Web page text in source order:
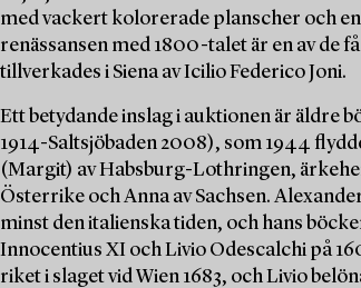
med vackert kolorerade planscher och
renässansen med 1800-talet är en av de
tillverkades i Siena av Icilio Federico Joni.
Ett betydande inslag i auktionen är äldre
1914-Saltsjöbaden 2008), som 1944
(Margit) av Habsburg-Lothringen,
Österrike och Anna av Sachsen.
minst den italienska tiden, och hans
Innocentius XI och Livio Odescalchi på
riket i slaget vid Wien 1683, och Livio